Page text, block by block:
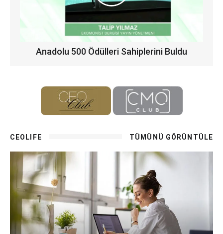
Anadolu 500 Ödülleri Sahiplerini Buldu
CEOLIFE TÜMÜNÜ GÖRÜNTÜLE